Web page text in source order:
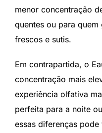
menor concentração
quentes ou para
frescos e sutis.
Em contrapartida, o
concentração mais
experiência olfativa
perfeita para a noite
essas diferenças